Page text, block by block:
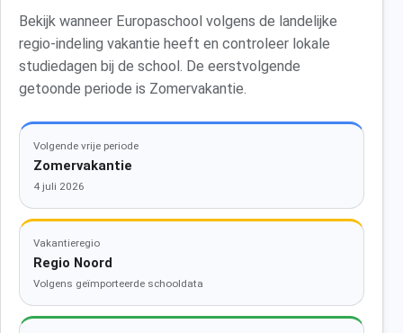
Bekijk wanneer Europaschool volgens de landelijke
regio-indeling vakantie heeft en controleer lokale
studiedagen bij de school. De eerstvolgende
getoonde periode is Zomervakantie.
Volgende vrije periode
Zomervakantie
4 juli 2026
Vakantieregio
Regio Noord
Volgens geïmporteerde schooldata